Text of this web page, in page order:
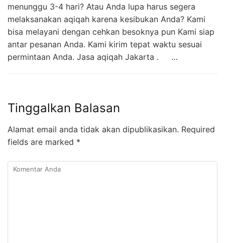
menunggu 3-4 hari? Atau Anda lupa harus segera
melaksanakan aqiqah karena kesibukan Anda? Kami
bisa melayani dengan cehkan besoknya pun Kami siap
antar pesanan Anda. Kami kirim tepat waktu sesuai
permintaan Anda. Jasa aqiqah Jakarta . …
Tinggalkan Balasan
Alamat email anda tidak akan dipublikasikan. Required
fields are marked *